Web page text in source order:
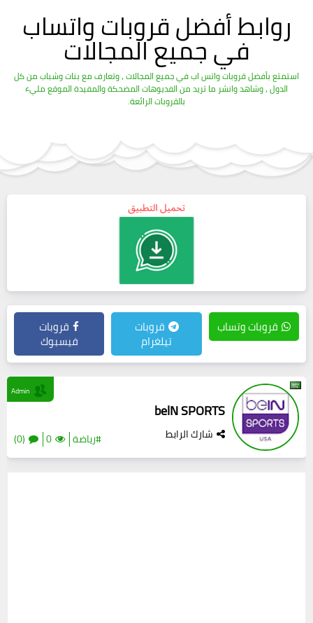
روابط أفضل قروبات واتساب
في جميع المجالات
استمتع بأفضل قروبات واتس اب في جميع المجالات ، وتعارف مع بنات وشباب من كل
الدول ، وشاهد وانشر ما تريد من الفديوهات المضحكة والمفيدة الموقع مليء
بالقروبات الرائعة.
قروبات وتساب قروبات
تيلغرام
قروبات
فيسبوك
belN SPORTS
شارك الرابط #رياضة 0
(0)
Admin